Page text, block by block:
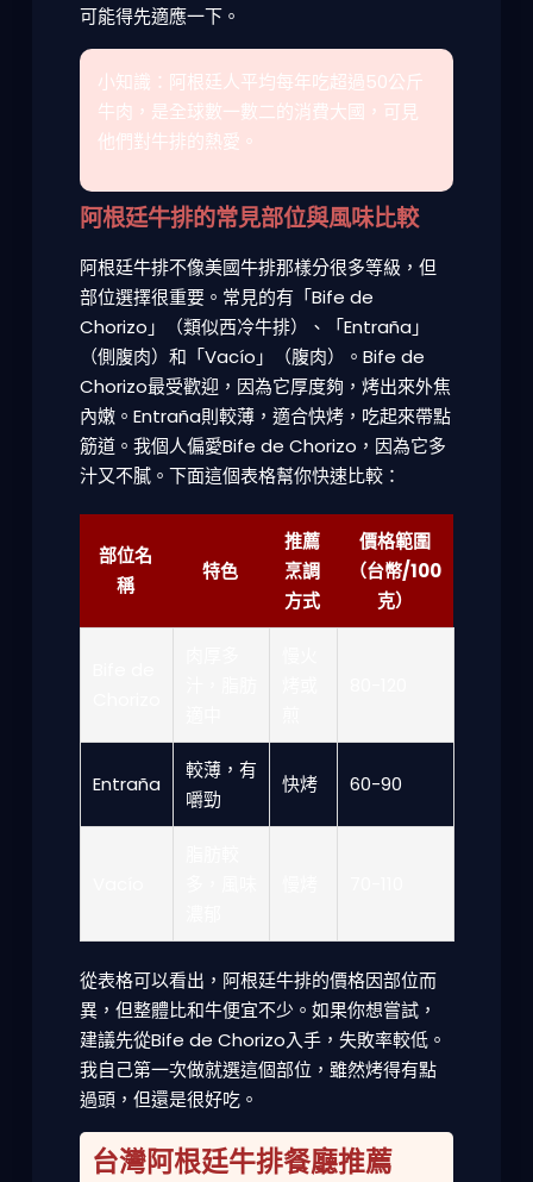
可能得先適應一下。
小知識：阿根廷人平均每年吃超過50公斤
牛肉，是全球數一數二的消費大國，可見
他們對牛排的熱愛。
阿根廷牛排的常見部位與風味比較
阿根廷牛排不像美國牛排那樣分很多等級，但
部位選擇很重要。常見的有「Bife de
Chorizo」（類似西冷牛排）、「Entraña」
（側腹肉）和「Vacío」（腹肉）。Bife de
Chorizo最受歡迎，因為它厚度夠，烤出來外焦
內嫩。Entraña則較薄，適合快烤，吃起來帶點
筋道。我個人偏愛Bife de Chorizo，因為它多
汁又不膩。下面這個表格幫你快速比較：
部位名
稱
特色
推薦
烹調
方式
價格範圍
（台幣/100
克）
Entraña
較薄，有
嚼勁
快烤 60-90
從表格可以看出，阿根廷牛排的價格因部位而
異，但整體比和牛便宜不少。如果你想嘗試，
建議先從Bife de Chorizo入手，失敗率較低。
我自己第一次做就選這個部位，雖然烤得有點
過頭，但還是很好吃。
台灣阿根廷牛排餐廳推薦